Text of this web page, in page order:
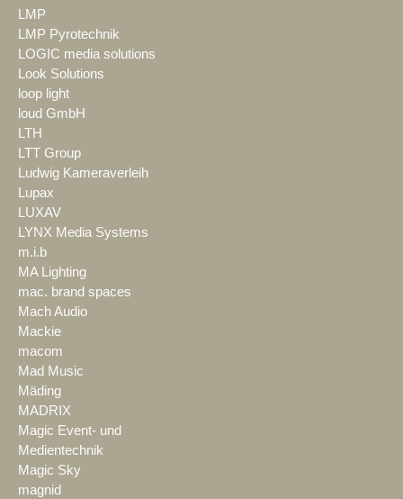
LMP
LMP Pyrotechnik
LOGIC media solutions
Look Solutions
loop light
loud GmbH
LTH
LTT Group
Ludwig Kameraverleih
Lupax
LUXAV
LYNX Media Systems
m.i.b
MA Lighting
mac. brand spaces
Mach Audio
Mackie
macom
Mad Music
Mäding
MADRIX
Magic Event- und
Medientechnik
Magic Sky
magnid